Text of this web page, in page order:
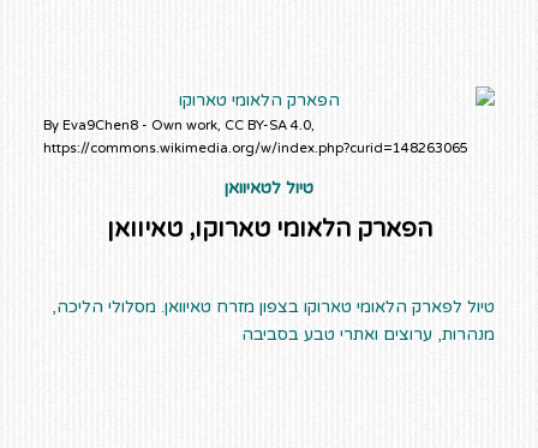
By Eva9Chen8 - Own work, CC BY-SA 4.0,
https://commons.wikimedia.org/w/index.php?curid=148263065
טיול לטאיוואן
הפארק הלאומי טארוקו, טאיוואן
טיול לפארק הלאומי טארוקו בצפון מזרח טאיוואן. מסלולי הליכה,
מנהרות, ערוצים ואתרי טבע בסביבה